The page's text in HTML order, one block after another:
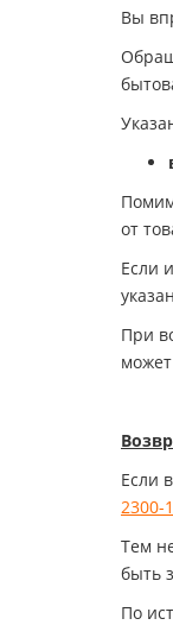
Вы
от
Если
При
Если
2300-
Тем
быть
По